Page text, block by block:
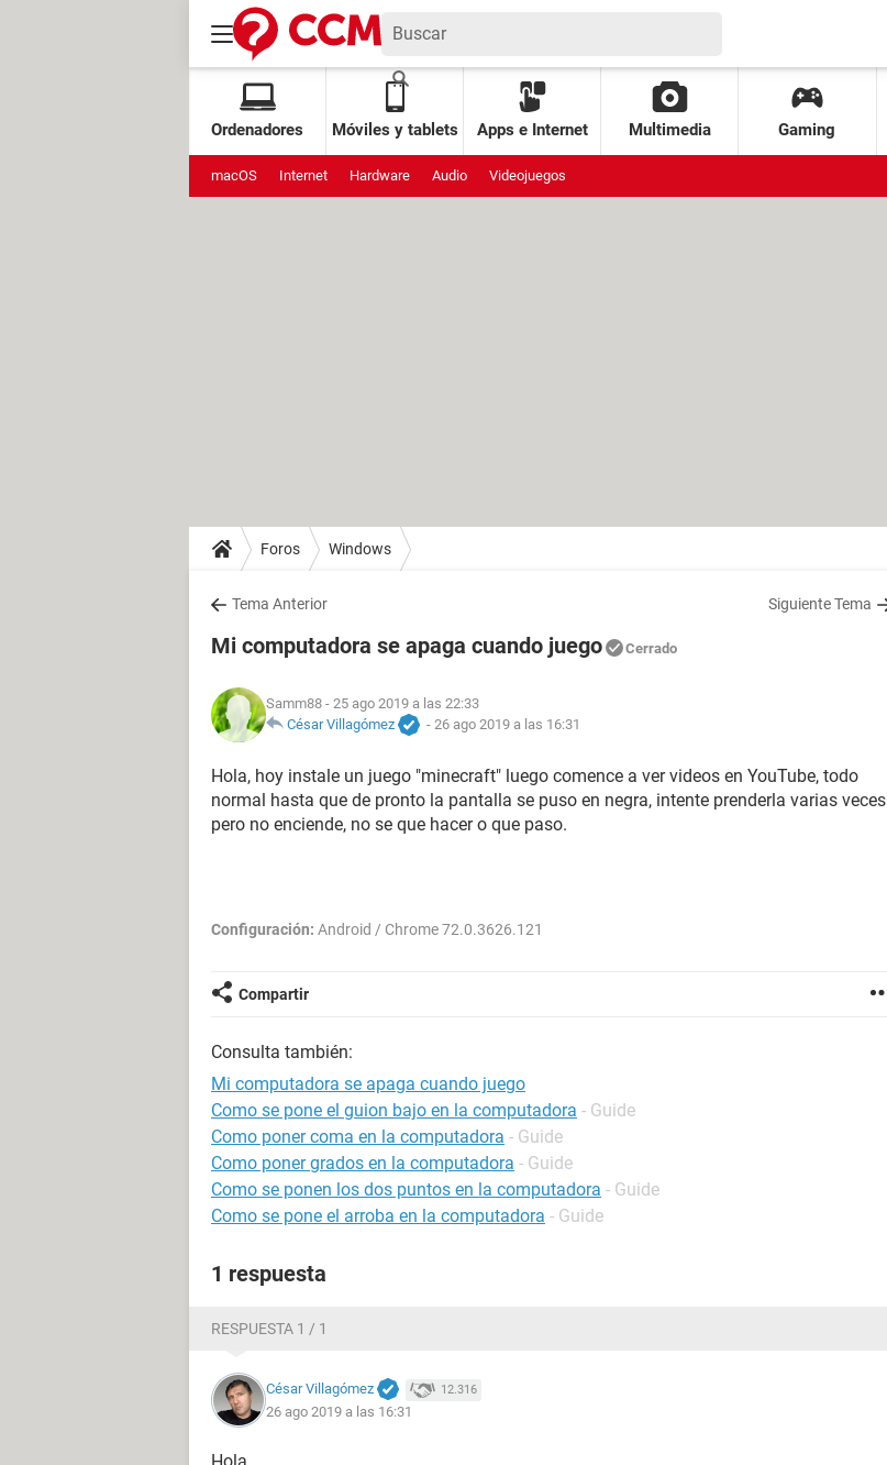
Ordenadores Móviles y tablets Apps e Internet Multimedia Gaming
macOS Internet Hardware Audio Videojuegos
Foros Windows
Tema Anterior Siguiente Tema
Mi computadora se apaga cuando juego Cerrado
Samm88 - 25 ago 2019 a las 22:33
César Villagómez
- 26 ago 2019 a las 16:31
Hola, hoy instale un juego "minecraft" luego comence a ver videos en YouTube, todo
normal hasta que de pronto la pantalla se puso en negra, intente prenderla varias veces
pero no enciende, no se que hacer o que paso.
Configuración: Android / Chrome 72.0.3626.121
Compartir
Consulta también:
Mi computadora se apaga cuando juego
Como se pone el guion bajo en la computadora - Guide
Como poner coma en la computadora - Guide
Como poner grados en la computadora - Guide
Como se ponen los dos puntos en la computadora - Guide
Como se pone el arroba en la computadora - Guide
1 respuesta
RESPUESTA 1 / 1
César Villagómez 12.316
26 ago 2019 a las 16:31